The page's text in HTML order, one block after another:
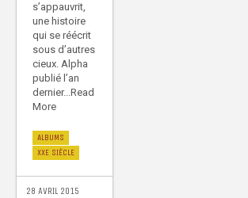
s’appauvrit,
une histoire
qui se réécrit
sous d’autres
cieux. Alpha
publié l’an
dernier...Read
More
ALBUMS
XXE SIÈCLE
28 AVRIL 2015